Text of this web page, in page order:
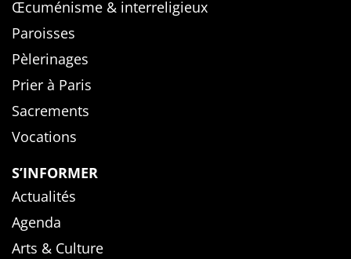
Œcuménisme & interreligieux
Paroisses
Pèlerinages
Prier à Paris
Sacrements
Vocations
S’INFORMER
Actualités
Agenda
Arts & Culture